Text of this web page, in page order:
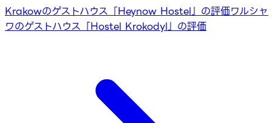
Krakowのゲストハウス「Heynow Hostel」の評価ワルシャ
ワのゲストハウス「Hostel Krokodyl」の評価